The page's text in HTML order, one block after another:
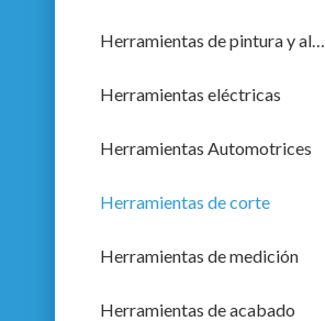
Herramientas de pintura y albañilería
Herramientas eléctricas
Herramientas Automotrices
Herramientas de corte
Herramientas de medición
Herramientas de acabado